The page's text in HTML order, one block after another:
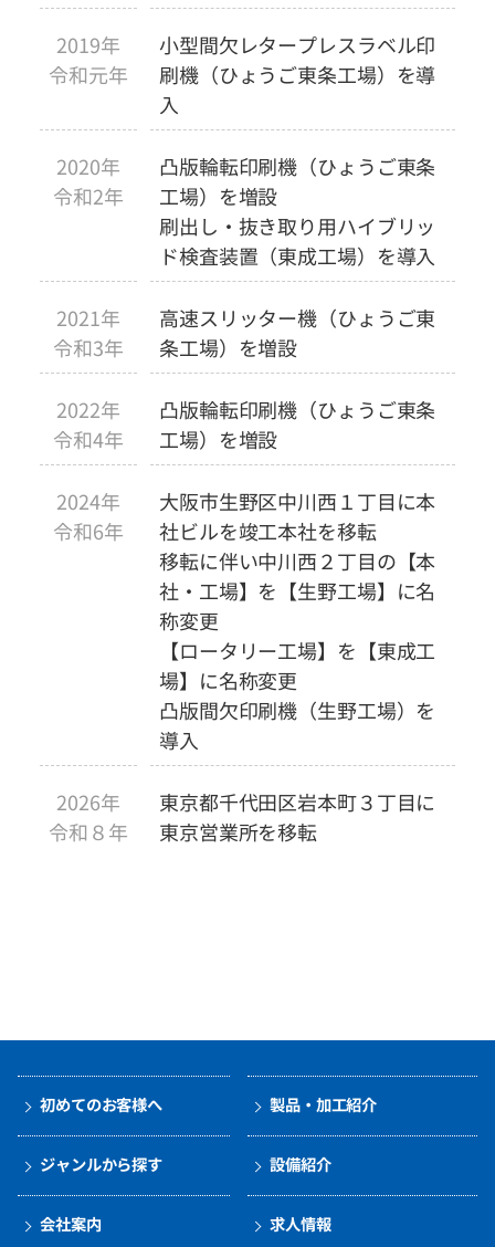
2019年
令和元年
小型間欠レタープレスラベル印
刷機（ひょうご東条工場）を導
入
2020年
令和2年
凸版輪転印刷機（ひょうご東条
工場）を増設
刷出し・抜き取り用ハイブリッ
ド検査装置（東成工場）を導入
2021年
令和3年
高速スリッター機（ひょうご東
条工場）を増設
2022年
令和4年
凸版輪転印刷機（ひょうご東条
工場）を増設
2024年
令和6年
大阪市生野区中川西１丁目に本
社ビルを竣工本社を移転
移転に伴い中川西２丁目の【本
社・工場】を【生野工場】に名
称変更
【ロータリー工場】を【東成工
場】に名称変更
凸版間欠印刷機（生野工場）を
導入
2026年
令和８年
東京都千代田区岩本町３丁目に
東京営業所を移転
初めてのお客様へ 製品・加工紹介
ジャンルから探す 設備紹介
会社案内 求人情報